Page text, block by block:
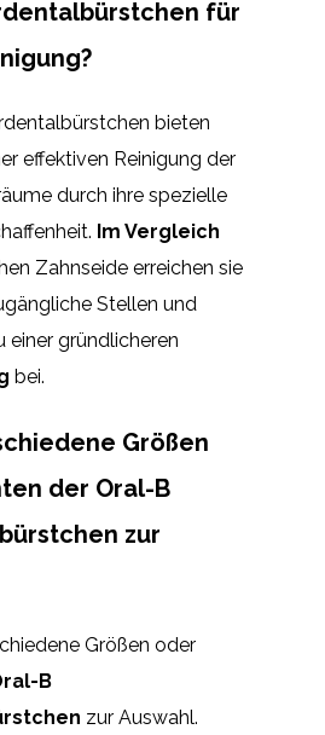
für
bieten
effektiven Reinigung der
durch ihre spezielle
Im Vergleich
Zahnseide erreichen sie
Stellen und
einer gründlicheren
bei.
Größen
der Oral-B
zur
Größen oder
B
zur Auswahl.